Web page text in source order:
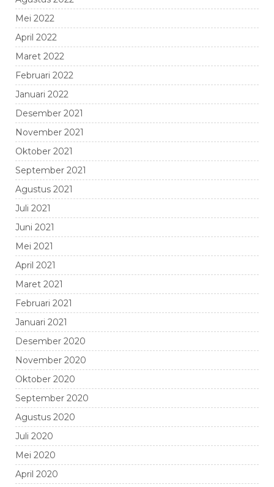
Mei 2022
April 2022
Maret 2022
Februari 2022
Januari 2022
Desember 2021
November 2021
Oktober 2021
September 2021
Agustus 2021
Juli 2021
Juni 2021
Mei 2021
April 2021
Maret 2021
Februari 2021
Januari 2021
Desember 2020
November 2020
Oktober 2020
September 2020
Agustus 2020
Juli 2020
Mei 2020
April 2020